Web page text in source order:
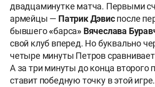
двадцаминутке матча. Первыми
армейцы — Патрик Дэвиспосле
бывшего«барса» Вячеслава
свой клуб вперед. Но буквально
четыре минуты Петров
А за три минуты до конца второго
ставит победную точку в этой